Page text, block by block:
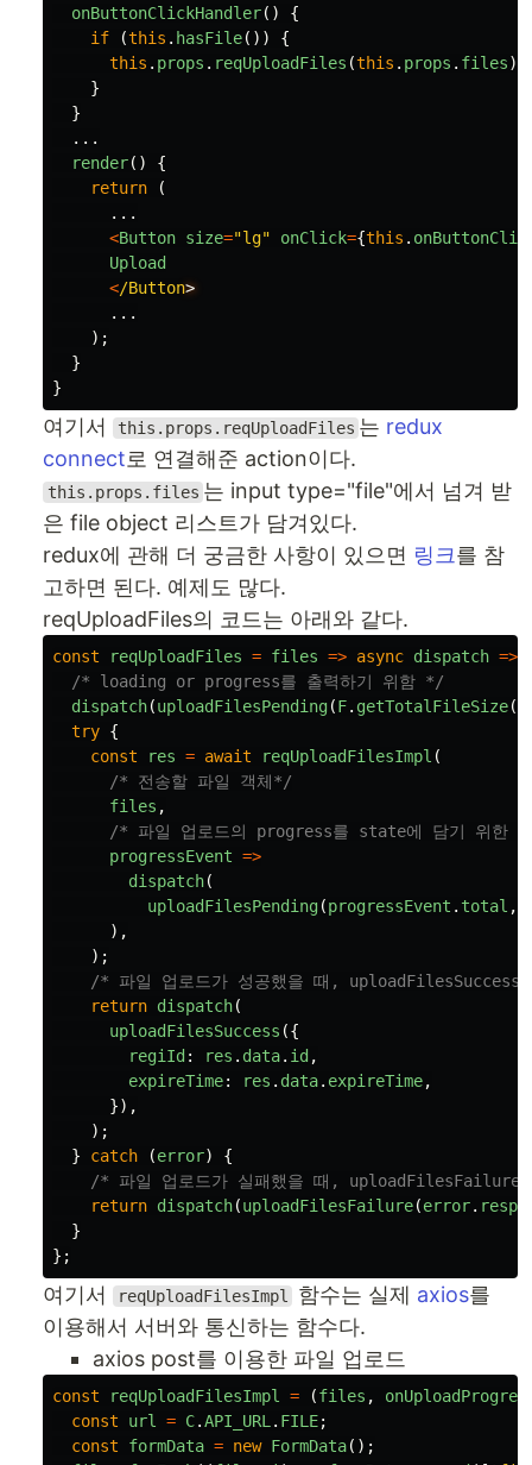
onButtonClickHandler()
{
if
(this . hasFile())
{
this . props . reqUploadFiles (this . props . files);
}
}
...
render()
{
return
(
...
<Button size="lg" onClick={this .
Upload
</Button
...
);
}
}
여기서 this.props.reqUploadFiles 는 redux
connect로 연결해준 action이다.
this.props.files 는 input type="file"에서 넘겨 받
은 file object 리스트가 담겨있다.
redux에 관해 더 궁금한 사항이 있으면 링크를 참
고하면 된다. 예제도 많다.
reqUploadFiles의 코드는 아래와 같다.
const reqUploadFiles = files => async dispatch =>
/* loading or progress를 출력하기 위함 */
dispatch(uploadFilesPending(F. getTotalFileSize(
try {
const
res = await reqUploadFilesImpl (
/* 전송할 파일 객체*/
files ,
/* 파일 업로드의 progress를 state에 담기 위한
progressEvent =>
dispatch(
uploadFilesPending(progressEvent . total ,
),
);
/* 파일 업로드가 성공했을 때,
return dispatch(
uploadFilesSuccess ({
regiId : res . data. id ,
expireTime: res . data. expireTime,
}),
);
}
catch (error)
{
/* 파일 업로드가 실패했을 때,
return dispatch(uploadFilesFailure(error.
}
};
여기서 reqUploadFilesImpl 함수는 실제 axios를
이용해서 서버와 통신하는 함수다.
axios post를 이용한 파일 업로드
const reqUploadFilesImpl = (files ,
const
url = C.API_URL . FILE;
const
formData = new FormData();